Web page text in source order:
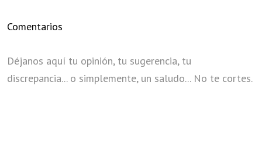
Comentarios
Déjanos aquí tu opinión, tu sugerencia, tu
discrepancia... o simplemente, un saludo... No te cortes.